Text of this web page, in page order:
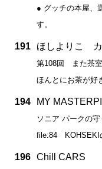
● グッチの本屋、
す。
191 ほしよりこ カ
第108回 また茶
ほんとにお茶が好
194 MY
ソニア パークの守
file:84 KOHSEKI
196 Chill CARS